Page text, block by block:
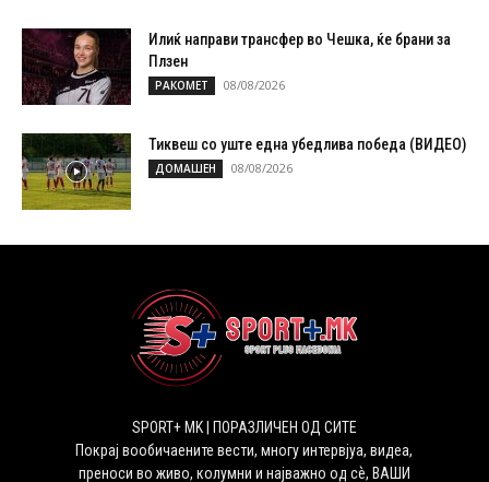
Илиќ направи трансфер во Чешка, ќе брани за
Плзен
РАКОМЕТ 08/08/2026
Тиквеш со уште една убедлива победа (ВИДЕО)
ДОМАШЕН 08/08/2026
SPORT+ MK | ПОРАЗЛИЧЕН ОД СИТЕ
Покрај вообичаените вести, многу интервјуа, видеа,
преноси во живо, колумни и најважно од сѐ, ВАШИ